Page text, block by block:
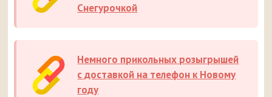
Снегурочкой
Немного прикольных розыгрышей
с доставкой на телефон к Новому
году